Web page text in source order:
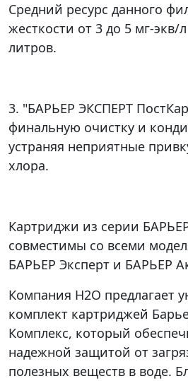
Средний ресурс данного
жесткости от 3 до 5 мг-экв/
литров.
3. "БАРЬЕР ЭКСПЕРТ
финальную очистку и
устраняя неприятные
хлора.
Картриджи из серии
совместимы со всеми
БАРЬЕР Эксперт и БАРЬЕР
Компания Н2О предлагает
комплект картриджей
Комплекс, который
надежной защитой от
полезных веществ в воде.